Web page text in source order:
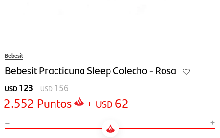
Bebesit
Bebesit Practicuna Sleep Colecho - Rosa
USD 123 USD156
2.552 Puntos + USD 62
- +